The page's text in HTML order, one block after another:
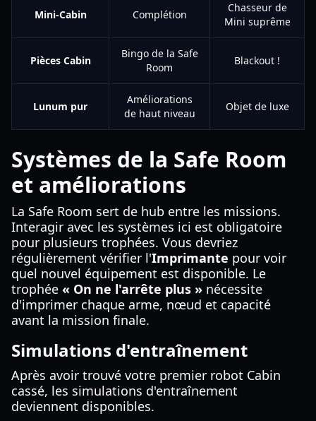
Mini-Cabin Complétion
Chasseur de
Mini suprême
Pièces Cabin
Bingo de la Safe
Room
Blackout !
Lunum pur
Améliorations
de haut niveau
Objet de luxe
Systèmes de la Safe Room
et améliorations
La Safe Room sert de hub entre les missions.
Interagir avec les systèmes ici est obligatoire
pour plusieurs trophées. Vous devriez
régulièrement vérifier l'Imprimante pour voir
quel nouvel équipement est disponible. Le
trophée « On ne l'arrête plus » nécessite
d'imprimer chaque arme, nœud et capacité
avant la mission finale.
Simulations d'entraînement
Après avoir trouvé votre premier robot Cabin
cassé, les simulations d'entraînement
deviennent disponibles.